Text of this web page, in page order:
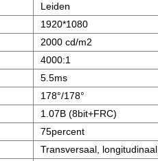
Leiden
1920*1080
2000 cd/m2
4000:1
5.5ms
178°/178°
1.07B (8bit+FRC)
75percent
Transversaal, longitudinaal